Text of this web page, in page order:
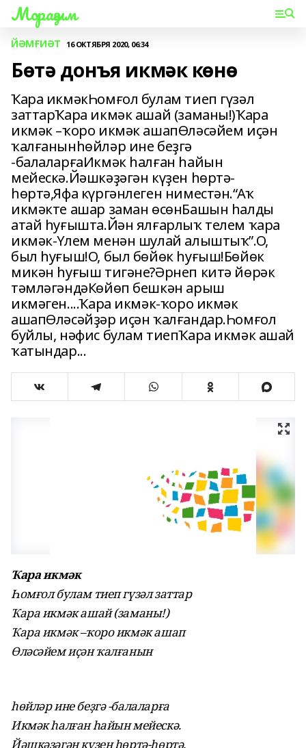
Мораҙым
ЙӘМҒИӘТ 16 ОКТЯБРЯ 2020, 06:34
Бөтә донъя икмәк көнө
Ҡара икмәкҺомғол булам тиеп гүзәл
заттарҠара икмәк ашай (заманы!)Ҡара
икмәк –ҡоро икмәк ашапӨләсәйем иҫән
ҡалғанынһөйләр ине беҙгә
-балаларғаИкмәк һалған һайын
мейескә.Йәшкәҙәгән күҙен һөртә-
һөртә,Яфа күргәнлеген ниместән.“Аҡ
икмәкте ашар заман өсөнБашын һалды
атай һуғышта.Йән ялғарлыҡ телем ҡара
икмәк-Үлем менән шулай алыштыҡ”.О,
был һуғыш!О, был бөйөк һуғыш!Бөйөк
микән һуғыш тигәне?Әрнеп китә йөрәк
тәмләгәндәКөйөп бешкән арыш
икмәген....Ҡара икмәк-ҡоро икмәк
ашапӨләсәйҙәр иҫән ҡалғандар.Һомғол
буйлы, нәфис булам тиепҠара икмәк ашай
ҡатындар...
Ҡара икмәк
Һомғол булам тиеп гүзәл заттар
Ҡара икмәк ашай (заманы!)
Ҡара икмәк –ҡоро икмәк ашап
Өләсәйем иҫән ҡалғанын
һөйләр ине беҙгә -балаларға
Икмәк һалған һайын мейескә.
Йәшкәҙәгән күҙен һөртә-һөртә,